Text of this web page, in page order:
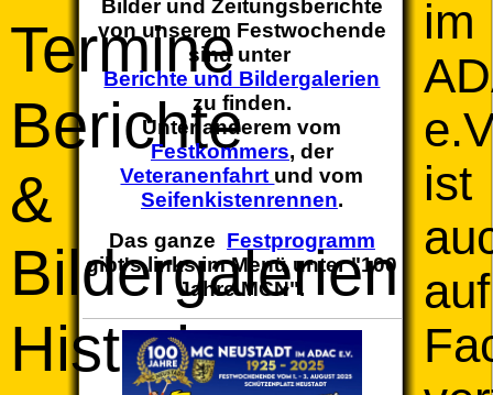
Termine
Berichte
&
Bildergalerien
Historie
Bilder und Zeitungsberichte
von unserem Festwochende
sind unter
Berichte und Bildergalerien
zu finden.
Unter anderem vom
Festkommers, der
Veteranenfahrt und vom
Seifenkistenrennen.
Das ganze Festprogramm
gibt's links im Menü unter "100
Jahre MCN".
im
ist
auf